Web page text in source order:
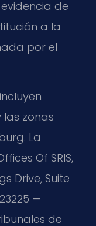
de
a la
por el
las zonas
La
Of SRIS,
Drive, Suite
—
de